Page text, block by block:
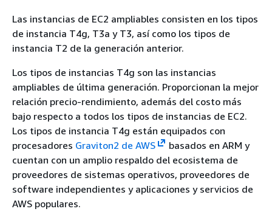
Las instancias de EC2 ampliables consisten en los tipos
de instancia T4g, T3a y T3, así como los tipos de
instancia T2 de la generación anterior.
Los tipos de instancias T4g son las instancias
ampliables de última generación. Proporcionan la mejor
relación precio-rendimiento, además del costo más
bajo respecto a todos los tipos de instancias de EC2.
Los tipos de instancia T4g están equipados con
procesadores Graviton2 de AWS
basados en ARM y
cuentan con un amplio respaldo del ecosistema de
proveedores de sistemas operativos, proveedores de
software independientes y aplicaciones y servicios de
AWS populares.